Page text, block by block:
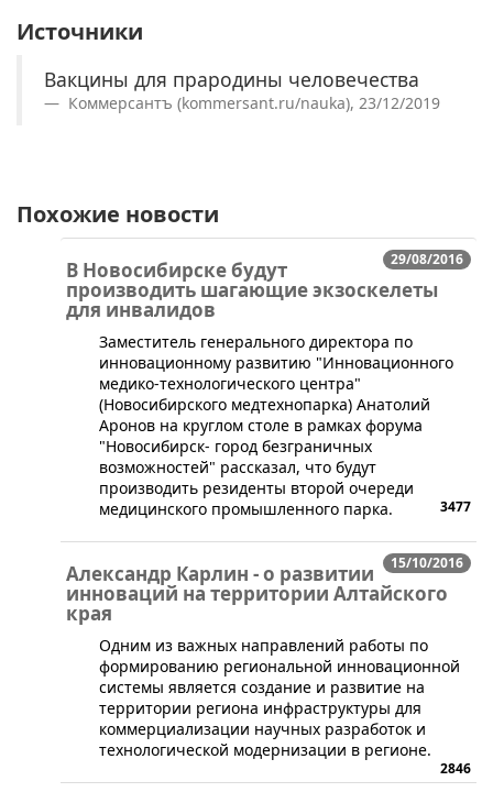
Источники
Вакцины для прародины человечества
Коммерсантъ (kommersant.ru/nauka), 23/12/2019
Похожие новости
29/08/2016
В Новосибирске будут
производить шагающие экзоскелеты
для инвалидов
​Заместитель генерального директора по
инновационному развитию "Инновационного
медико-технологического центра"
(Новосибирского медтехнопарка) Анатолий
Аронов на круглом столе в рамках форума
"Новосибирск- город безграничных
возможностей" рассказал, что будут
производить резиденты второй очереди
медицинского промышленного парка.
3477
15/10/2016
Александр Карлин - о развитии
инноваций на территории Алтайского
края
​Одним из важных направлений работы по
формированию региональной инновационной
системы является создание и развитие на
территории региона инфраструктуры для
коммерциализации научных разработок и
технологической модернизации в регионе.
2846